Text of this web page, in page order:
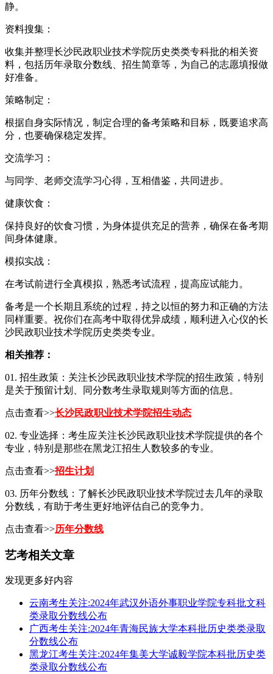
静。
资料搜集：
收集并整理长沙民政职业技术学院历史类类专科批的相关资
料，包括历年录取分数线、招生简章等，为自己的志愿填报做
好准备。
策略制定：
根据自身实际情况，制定合理的备考策略和目标，既要追求高
分，也要确保稳定发挥。
交流学习：
与同学、老师交流学习心得，互相借鉴，共同进步。
健康饮食：
保持良好的饮食习惯，为身体提供充足的营养，确保在备考期
间身体健康。
模拟实战：
在考试前进行全真模拟，熟悉考试流程，提高应试能力。
备考是一个长期且系统的过程，持之以恒的努力和正确的方法
同样重要。祝你们在高考中取得优异成绩，顺利进入心仪的长
沙民政职业技术学院历史类类专业。
相关推荐：
01. 招生政策：关注长沙民政职业技术学院的招生政策，特别
是关于预留计划、同分数考生录取规则等方面的信息。
点击查看>>长沙民政职业技术学院招生动态
02. 专业选择：考生应关注长沙民政职业技术学院提供的各个
专业，特别是那些在黑龙江招生人数较多的专业。
点击查看>>招生计划
03. 历年分数线：了解长沙民政职业技术学院过去几年的录取
分数线，有助于考生更好地评估自己的竞争力。
点击查看>>历年分数线
艺考相关文章
发现更多好内容
云南考生关注:2024年武汉外语外事职业学院专科批文科
类录取分数线公布
广西考生关注:2024年青海民族大学本科批历史类类录取
分数线公布
黑龙江考生关注:2024年集美大学诚毅学院本科批历史类
类录取分数线公布